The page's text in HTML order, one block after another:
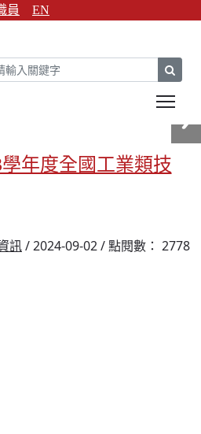
員 EN
年度全國工業類技
年全國學生家事類技
手獎3支優勝
第一、資料處理科
榮耀桃園
訊 / 2024-09-02 / 點閱數： 2778